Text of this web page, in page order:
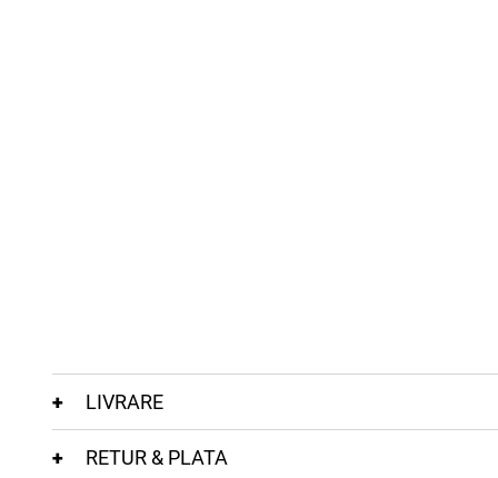
LIVRARE
RETUR & PLATA